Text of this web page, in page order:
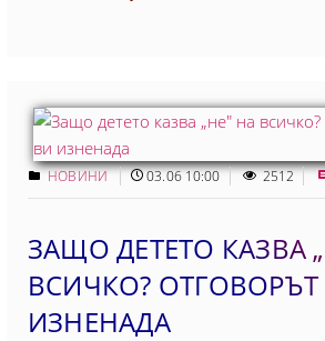
НОВИНИ 03.06 10:00 2512
ЗАЩО ДЕТЕТО КАЗВА
ВСИЧКО?
ИЗНЕНАДА